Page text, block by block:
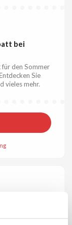
bei
den Sommer
Sie
vieles mehr.